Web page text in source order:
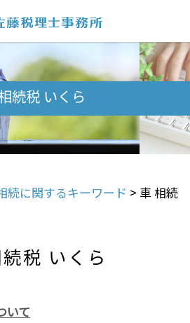
続税 いくら
続に関するキーワード > 車 相続
税 いくら
いて